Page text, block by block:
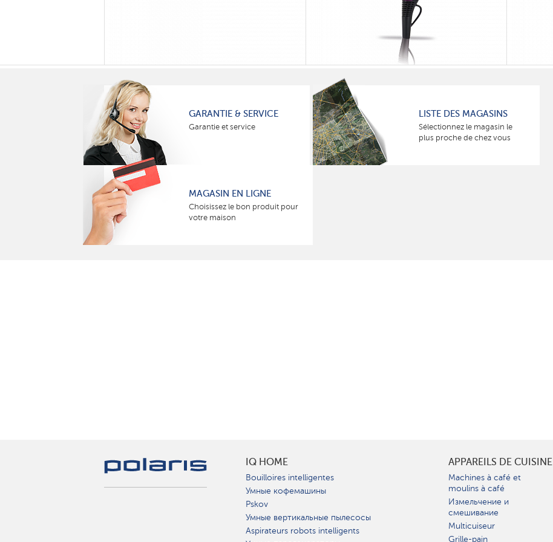
GARANTIE & SERVICE
Garantie et service
LISTE DES MAGASINS
Sélectionnez le magasin le
plus proche de chez vous
MAGASIN EN LIGNE
Choisissez le bon produit pour
votre maison
IQ HOME
Bouilloires intelligentes
Умные кофемашины
Pskov
Умные вертикальные пылесосы
Aspirateurs robots intelligents
APPAREILS DE CUISINE
Machines à café et
moulins à café
Измельчение и
смешивание
Multicuiseur
Grille-pain